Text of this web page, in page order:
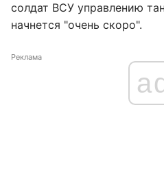
солдат ВСУ управлению
начнется "очень скоро".
Реклама